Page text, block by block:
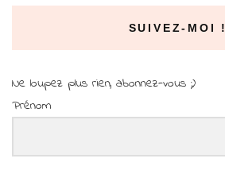
SUIVEZ-MOI !
Ne loupez plus rien, abonnez-vous ;)
Prénom